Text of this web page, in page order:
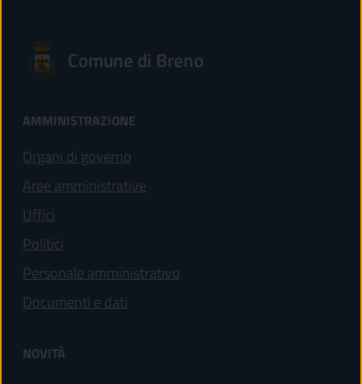
Comune di Breno
AMMINISTRAZIONE
Organi di governo
Aree amministrative
Uffici
Politici
Personale amministrativo
Documenti e dati
NOVITÀ